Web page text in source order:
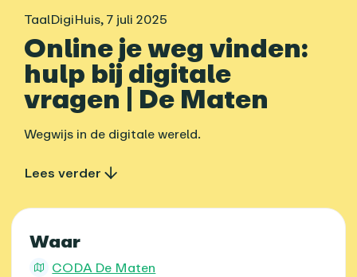
TaalDigiHuis,7 juli 2025
Online je weg vinden:
hulp bij digitale
vragen | De Maten
Wegwijs in de digitale wereld.
Lees verder
Praktische informatie
Waar
CODA De Maten